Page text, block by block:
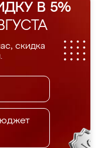
В 5%
скидка